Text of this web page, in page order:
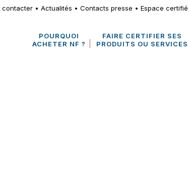
contacter •Actualités •Contacts presse •Espace certifié
POURQUOI
ACHETER NF ?
FAIRE CERTIFIER SES
PRODUITS OU SERVICES